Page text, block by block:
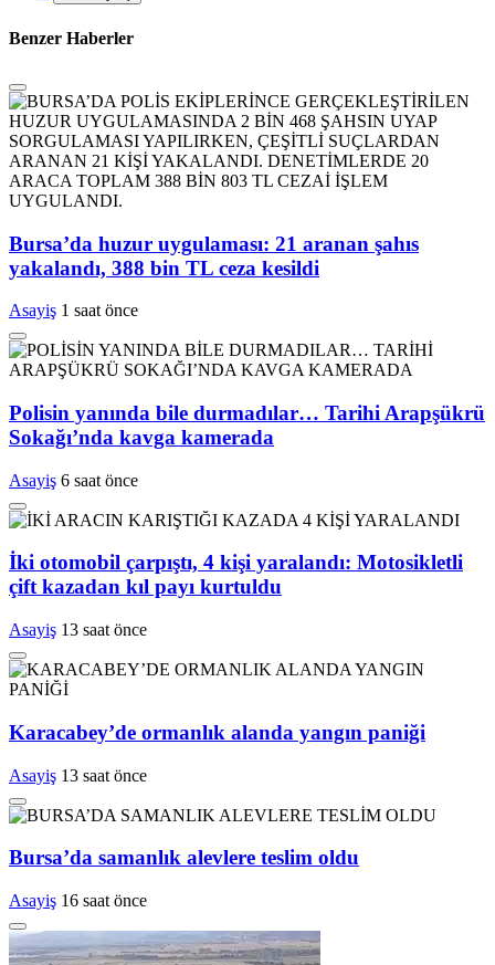
Benzer Haberler
Bursa’da huzur uygulaması: 21 aranan şahıs
yakalandı, 388 bin TL ceza kesildi
Asayiş 1 saat önce
Polisin yanında bile durmadılar… Tarihi Arapşükrü
Sokağı’nda kavga kamerada
Asayiş 6 saat önce
İki otomobil çarpıştı, 4 kişi yaralandı: Motosikletli
çift kazadan kıl payı kurtuldu
Asayiş 13 saat önce
Karacabey’de ormanlık alanda yangın paniği
Asayiş 13 saat önce
Bursa’da samanlık alevlere teslim oldu
Asayiş 16 saat önce